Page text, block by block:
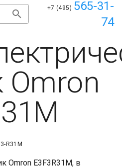
+7 (495) 565-31-
74
Omron
R31M
Omron E3F3R31M, в